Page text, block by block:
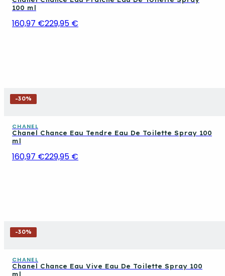
100 ml
160,97 €229,95 €
-30%
CHANEL
Chanel Chance Eau Tendre Eau De Toilette Spray 100
ml
160,97 €229,95 €
-30%
CHANEL
Chanel Chance Eau Vive Eau De Toilette Spray 100
ml